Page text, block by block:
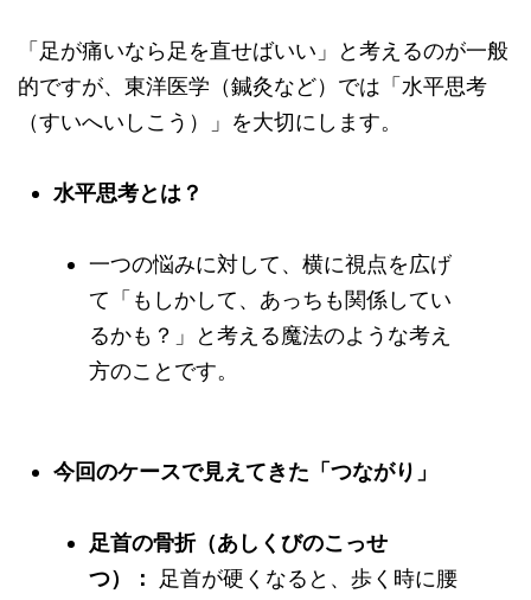
「足が痛いなら足を直せばいい」と考えるのが一般
的ですが、東洋医学（鍼灸など）では「水平思考
（すいへいしこう）」を大切にします。
水平思考とは？
一つの悩みに対して、横に視点を広げ
て「もしかして、あっちも関係してい
るかも？」と考える魔法のような考え
方のことです。
今回のケースで見えてきた「つながり」
足首の骨折（あしくびのこっせ
つ）：
足首が硬くなると、歩く時に腰